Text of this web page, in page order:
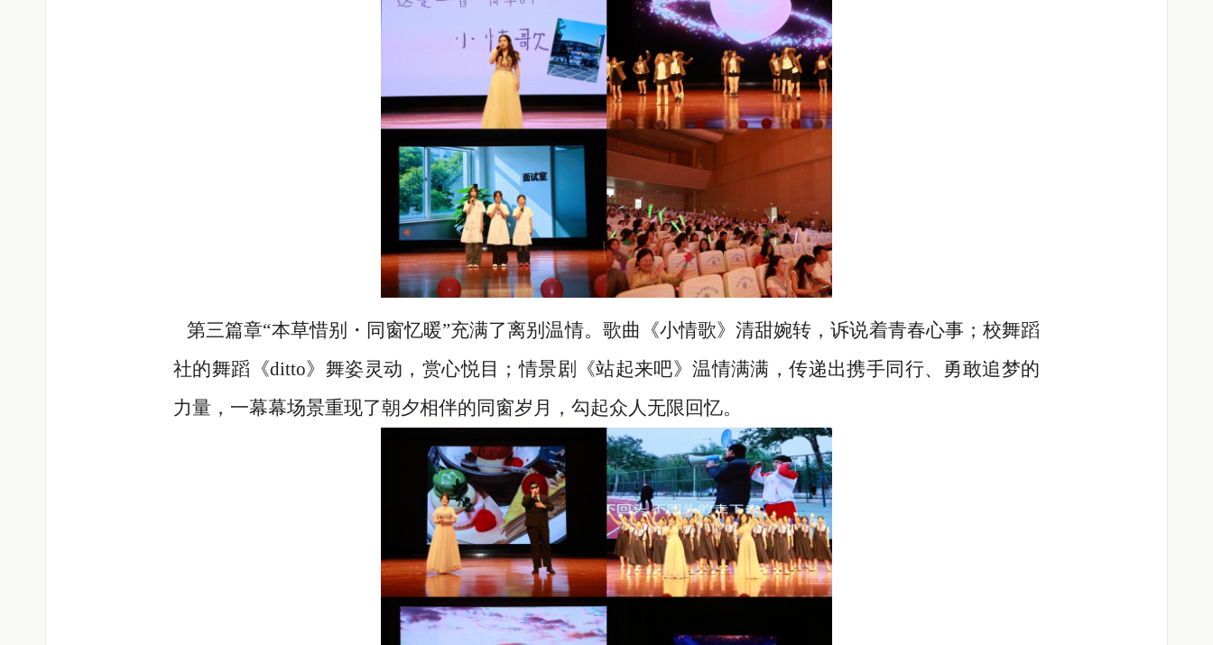
第三篇章“本草惜别・同窗忆暖”充满了离别温情。歌曲《小情歌》清甜婉转，诉说着青春心事；校舞蹈
社的舞蹈《ditto》舞姿灵动，赏心悦目；情景剧《站起来吧》温情满满，传递出携手同行、勇敢追梦的
力量，一幕幕场景重现了朝夕相伴的同窗岁月，勾起众人无限回忆。